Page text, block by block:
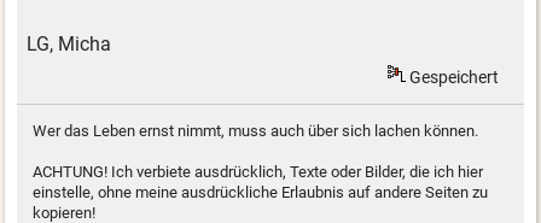
LG, Micha
Gespeichert
Wer das Leben ernst nimmt, muss auch über sich lachen können.
ACHTUNG! Ich verbiete ausdrücklich, Texte oder Bilder, die ich hier
einstelle, ohne meine ausdrückliche Erlaubnis auf andere Seiten zu
kopieren!